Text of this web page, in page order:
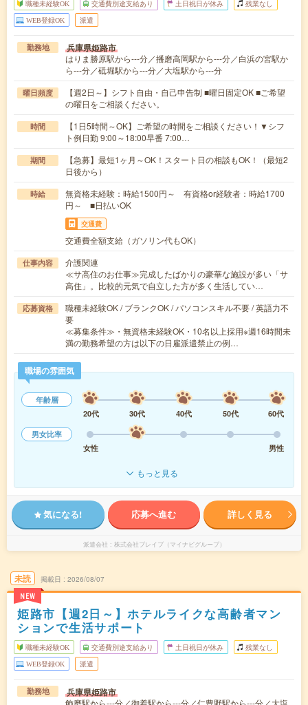
職種未経験OK 交通費別途支給あり 土日祝日が休み 残業なし
WEB登録OK 派遣
勤務地 兵庫県姫路市
はりま勝原駅から---分／播磨高岡駅から---分／白浜の宮駅か
ら---分／砥堀駅から---分／大塩駅から---分
曜日頻度
【週2日～】シフト自由・自己申告制 ■曜日固定OK ■ご希望
の曜日をご相談ください。
時間
【1日5時間～OK】ご希望の時間をご相談ください！▼シフ
ト例日勤 9:00～18:00早番 7:00…
期間
【急募】最短1ヶ月～OK！スタート日の相談もOK！（最短2
日後から）
時給
無資格未経験：時給1500円～ 有資格or経験者：時給1700
円～ ■日払いOK
交通費
交通費全額支給（ガソリン代もOK）
仕事内容
介護関連
≪サ高住のお仕事≫完成したばかりの豪華な施設が多い「サ
高住」。比較的元気で自立した方が多く生活してい…
応募資格
職種未経験OK / ブランクOK / パソコンスキル不要 / 英語力不
要
≪募集条件≫・無資格未経験OK・10名以上採用※週16時間未
満の勤務希望の方は以下の日雇派遣禁止の例…
職場の雰囲気
年齢層
20代
30代 40代 50代
60代
男女比率
女性
男性
もっと見る
気になる! 応募へ進む 詳しく見る
派遣会社 株式会社ブレイブ（マイナビグループ）
未読
NEW
掲載日 2026/08/07
姫路市【週2日～】ホテルライクな高齢者マン
ションで生活サポート
職種未経験OK 交通費別途支給あり 土日祝日が休み 残業なし
WEB登録OK 派遣
勤務地 兵庫県姫路市
飾磨駅から---分／御着駅から---分／仁豊野駅から---分／大塩